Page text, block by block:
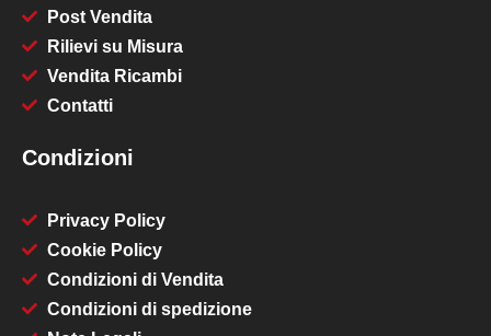
Post Vendita
Rilievi su Misura
Vendita Ricambi
Contatti
Condizioni
Privacy Policy
Cookie Policy
Condizioni di Vendita
Condizioni di spedizione